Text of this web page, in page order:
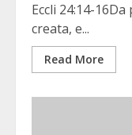
Eccli 24:14-
creata, e...
Read More